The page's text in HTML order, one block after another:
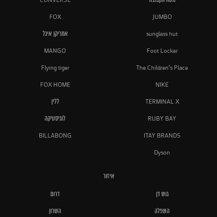
JUMBO
FOX
sunglass hut אמריקן איגל
Foot Locker
MANGO
The Children's Place
Flying tiger
NIKE
FOX HOME
TERMINAL X ללין
RUBY BAY לוגיסטיקה
ITAY BRANDS
BILLABONG
Dyson
איזור
גוש דן דרום
השפלה השרון